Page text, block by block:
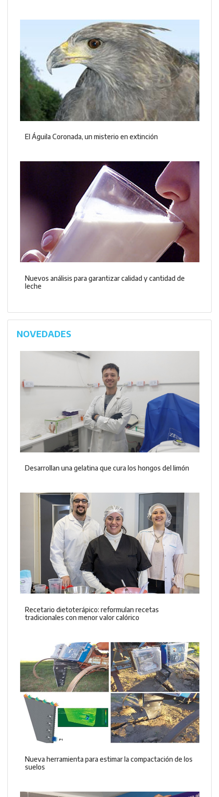
El Águila Coronada, un misterio en extinción
Nuevos análisis para garantizar calidad y cantidad de
leche
NOVEDADES
Desarrollan una gelatina que cura los hongos del limón
Recetario dietoterápico: reformulan recetas
tradicionales con menor valor calórico
Nueva herramienta para estimar la compactación de los
suelos